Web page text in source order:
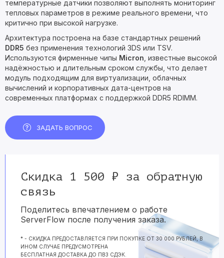
температурные датчики позволяют выполнять мониторинг
тепловых параметров в режиме реального времени, что
критично при высокой нагрузке.
Архитектура построена на базе стандартных решений
DDR5 без применения технологий 3DS или TSV.
Используются фирменные чипы Micron , известные высокой
надёжностью и длительным сроком службы, что делает
модуль подходящим для виртуализации, облачных
вычислений и корпоративных дата-центров на
современных платформах с поддержкой DDR5 RDIMM.
ЗАДАТЬ ВОПРОС
Скидка 1 500 ₽ за обратную
связь
Поделитесь впечатлением о работе
ServerFlow после получения заказа.
* - СКИДКА ПРЕДОСТАВЛЯЕТСЯ ПРИ ПОКУПКЕ ОТ 30 000 РУБЛЕЙ, В
ИНОМ СЛУЧАЕ ПРЕДУСМОТРЕНА
БЕСПЛАТНАЯ ДОСТАВКА ДО ПВЗ СДЭК.